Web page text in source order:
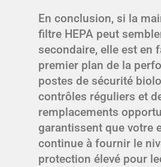
En conclusion, si la
filtre HEPA peut
secondaire, elle est en
premier plan de la
postes de sécurité
contrôles réguliers et
remplacements
garantissent que votre
continue à fournir le
protection élevé pour